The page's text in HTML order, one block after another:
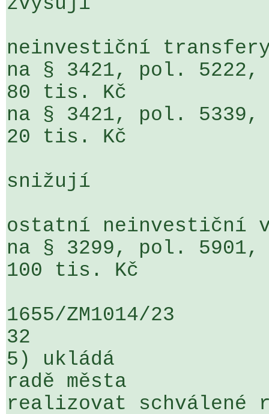
neinvestiční
na § 3421, pol.
80 tis. Kč
na § 3421, pol.
20 tis. Kč
snižují
ostatní neinvestiční
na § 3299, pol.
100 tis. Kč
1655/ZM1014/23
32
5) ukládá
radě města
realizovat schválené